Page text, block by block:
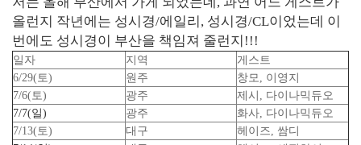
올런지 작년에는 성시경/에일리, 성시경/CL이었는데 이
번에도 성시경이 부산을 책임져 줄런지!!!
일자 지역
게스트
6/29(토)
원주
창모, 이영지
7/6(토)
광주
제시, 다이나믹듀오
7/7(일)
광주
화사, 다이나믹듀오
7/13(토)
대구
헤이즈, 쌈디